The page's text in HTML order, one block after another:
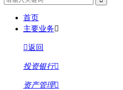
首页
主要业务
返回
投资银行
资产管理